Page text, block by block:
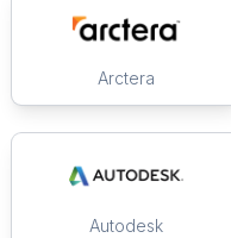
Arctera
Autodesk